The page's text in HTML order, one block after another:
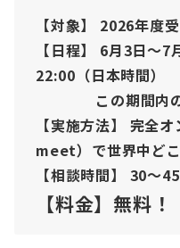
【対象】
2026年度
【日程】 6月3日～
22:00（日本時間）
この期間内
【実施方法】
完全
meet）で世界中ど
【相談時間】
30～
【料金】無料！